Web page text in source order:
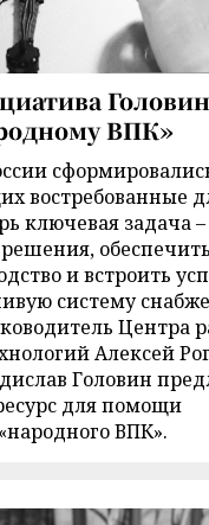
ВПК»
востребованные
ключевая задача –
и встроить
систему
Центра
Алексей
Головин
для помощи
ВПК».